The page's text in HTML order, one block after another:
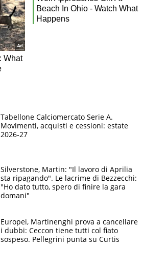
Tabellone Calciomercato Serie A.
Movimenti, acquisti e cessioni: estate
2026-27
Silverstone, Martin: "Il lavoro di Aprilia
sta ripagando". Le lacrime di Bezzecchi:
"Ho dato tutto, spero di finire la gara
domani"
Europei, Martinenghi prova a cancellare
i dubbi: Ceccon tiene tutti col fiato
sospeso. Pellegrini punta su Curtis